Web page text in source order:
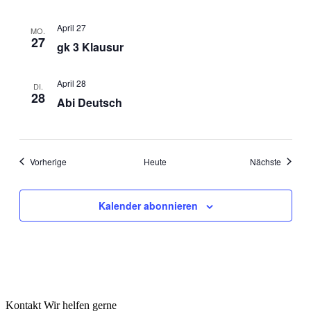
MO.
27 gk 3 Klausur
April 27
DI.
28 Abi Deutsch
April 28
VorherigeVeranstaltungen Heute Nächste
Kalender abonnieren
Kontakt Wir helfen gerne